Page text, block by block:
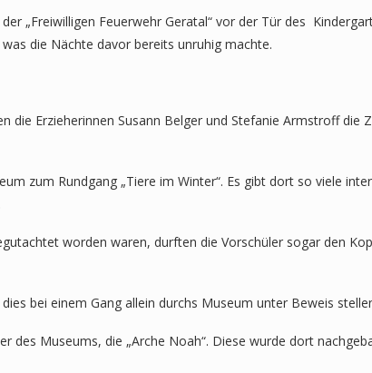
„Freiwilligen Feuerwehr Geratal“ vor der Tür des
die Nächte davor bereits unruhig machte.
die Erzieherinnen Susann Belger und Stefanie Armstroff
zum Rundgang „Tiere im Winter“. Es gibt dort so viele
worden waren, durften die Vorschüler sogar den
bei einem Gang allein durchs Museum unter Beweis
des Museums, die „Arche Noah“. Diese wurde dort